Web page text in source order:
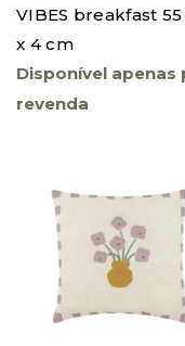
VIBES breakfast 55
x 4 cm
Disponível apenas
revenda